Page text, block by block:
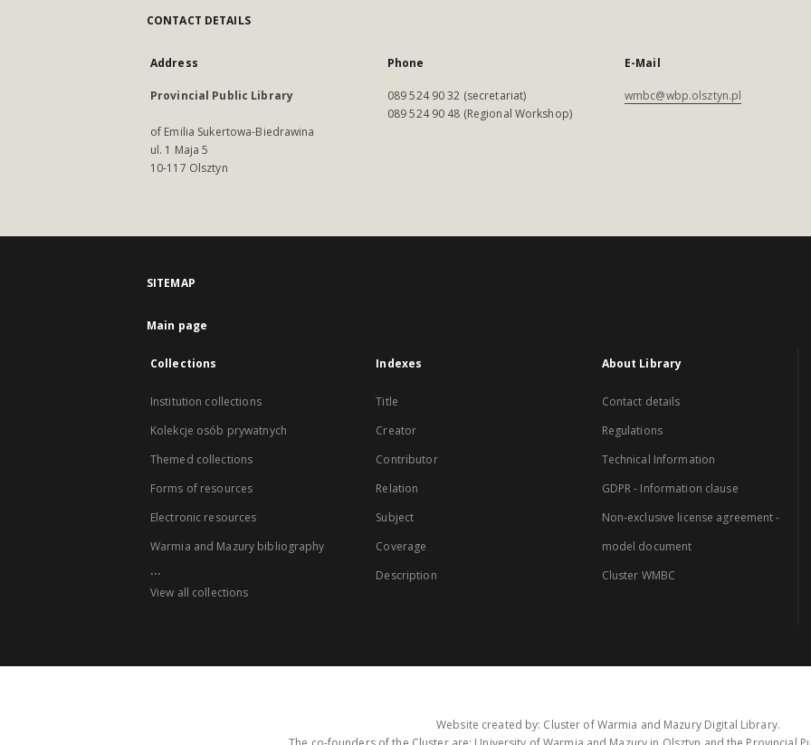
CONTACT DETAILS
Address
Provincial Public Library
of Emilia Sukertowa-Biedrawina
ul. 1 Maja 5
10-117 Olsztyn
Phone
089 524 90 32 (secretariat)
089 524 90 48 (Regional Workshop)
E-Mail
wmbc@wbp.olsztyn.pl
SITEMAP
Main page
Collections
Institution collections
Kolekcje osób prywatnych
Themed collections
Forms of resources
Electronic resources
Warmia and Mazury bibliography
...
View all collections
Indexes
Title
Creator
Contributor
Relation
Subject
Coverage
Description
About Library
Contact details
Regulations
Technical Information
GDPR - Information clause
Non-exclusive license agreement -
model document
Cluster WMBC
Website created by: Cluster of Warmia and Mazury Digital Library.